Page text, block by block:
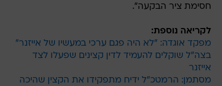
חסימת ציר הבקעה".
לקריאה נוספת:
מפקד אוגדה: "לא היה פגם ערכי במעשיו של אייזנר"
בצה"ל שוקלים להעמיד לדין קצינים שפעלו לצד
אייזנר
מסתמן: הרמטכ"ל ידיח מתפקידו את הקצין שהיכה